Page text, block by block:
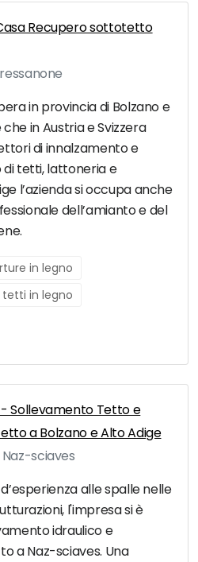
Recupero sottotetto
in provincia di Bolzano e
in Austria e Svizzera
di innalzamento e
tetti, lattoneria e
l’azienda si occupa anche
dell’amianto e del
in legno
tetti in legno
Sollevamento Tetto e
a Bolzano e Alto Adige
sciaves
alle spalle nelle
l'impresa si è
idraulico e
a Naz-sciaves. Una